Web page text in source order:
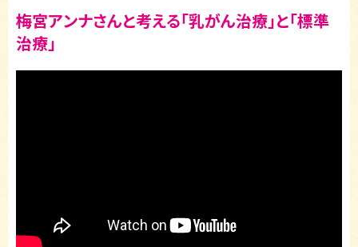
梅宮アンナさんと考える「乳がん治療」と「標準
治療」